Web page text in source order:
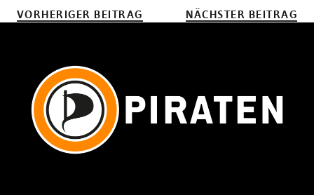
VORHERIGER BEITRAG NÄCHSTER BEITRAG